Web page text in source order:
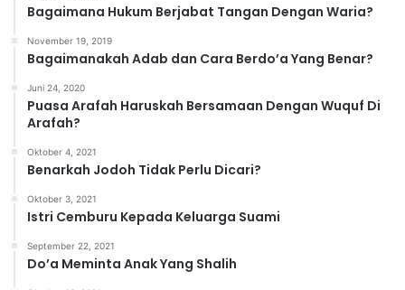
Bagaimana Hukum Berjabat Tangan Dengan Waria?
November 19, 2019
Bagaimanakah Adab dan Cara Berdo’a Yang Benar?
Juni 24, 2020
Puasa Arafah Haruskah Bersamaan Dengan Wuquf Di
Arafah?
Oktober 4, 2021
Benarkah Jodoh Tidak Perlu Dicari?
Oktober 3, 2021
Istri Cemburu Kepada Keluarga Suami
September 22, 2021
Do’a Meminta Anak Yang Shalih